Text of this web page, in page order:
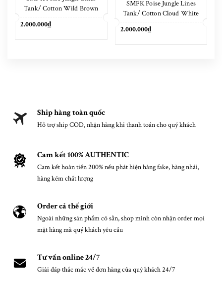
Tank/ Cotton Wild Brown
2.000.000₫
SMFK Poise Jungle Lines
Tank/ Cotton Cloud White
2.000.000₫
Ship hàng toàn quốc
Hỗ trợ ship COD, nhận hàng khi thanh toán cho quý khách
Cam kết 100% AUTHENTIC
Cam kết hoàn tiền 200% nếu phát hiện hàng fake, hàng nhái,
hàng kém chất lượng
Order cả thế giới
Ngoài những sản phẩm có sẵn, shop mình còn nhận order mọi
mặt hàng mà quý khách yêu cầu
Tư vấn online 24/7
Giải đáp thắc mắc về đơn hàng của quý khách 24/7